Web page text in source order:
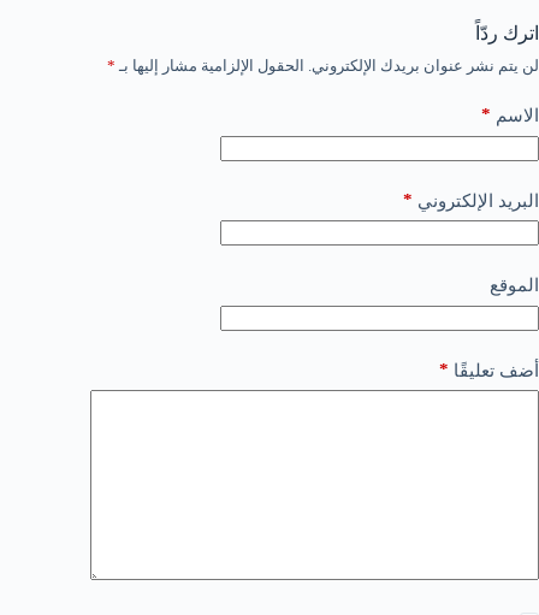
اترك ردّاً
لن يتم نشر عنوان بريدك الإلكتروني. الحقول الإلزامية مشار إليها بـ *
الاسم *
البريد الإلكتروني *
الموقع
أضف تعليقًا *